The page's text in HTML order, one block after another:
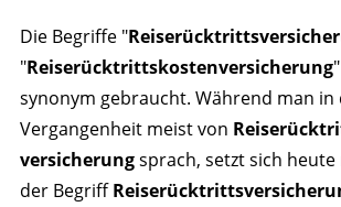
Die Begriffe "
"Reise­rücktritts­kosten­versicherung
synonym gebraucht. Während man in
Vergangenheit meist von
versicherungsprach, setzt sich
der Begriff